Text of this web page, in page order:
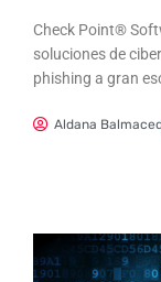
Check Point®
soluciones de
phishing a gran
Aldana